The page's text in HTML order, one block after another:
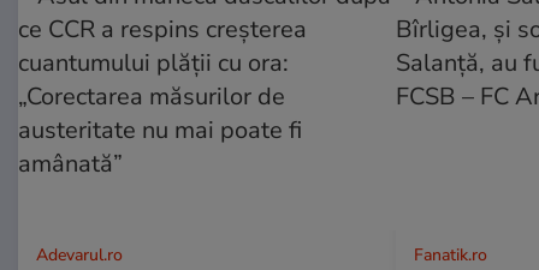
Adevarul.ro Fanatik.ro